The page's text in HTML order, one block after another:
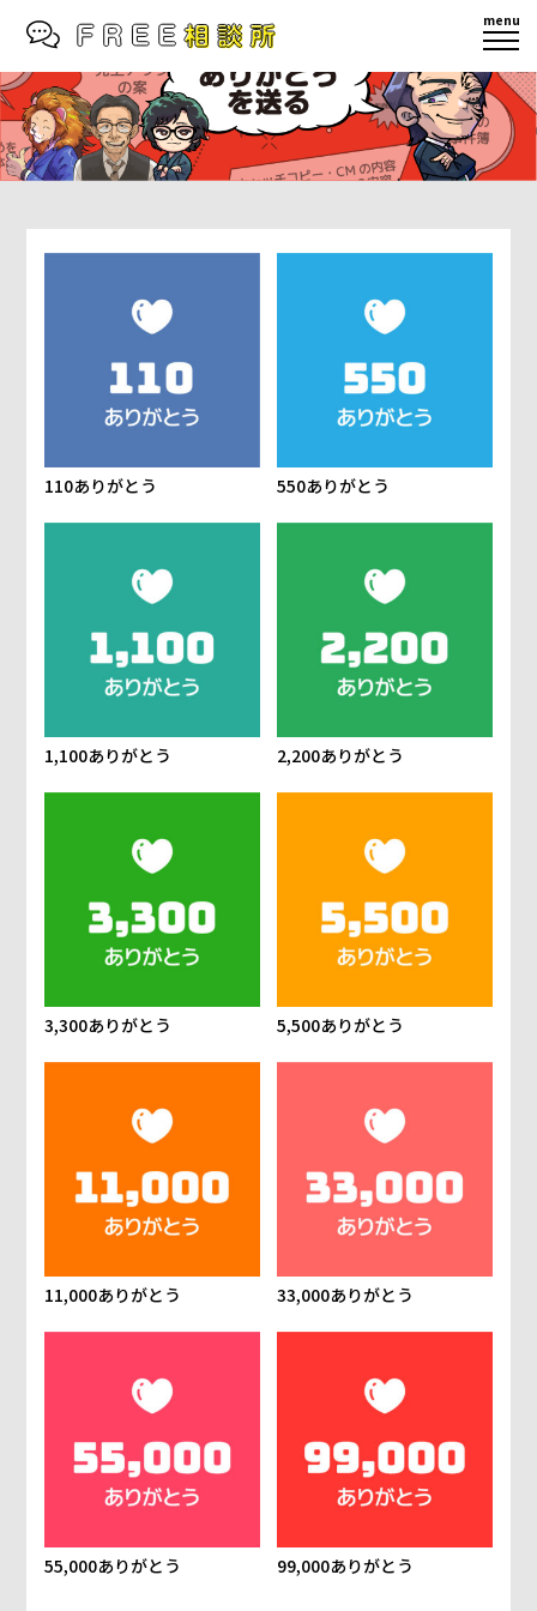
menu
110ありがとう 550ありがとう
1,100ありがとう 2,200ありがとう
3,300ありがとう 5,500ありがとう
11,000ありがとう 33,000ありがとう
55,000ありがとう 99,000ありがとう